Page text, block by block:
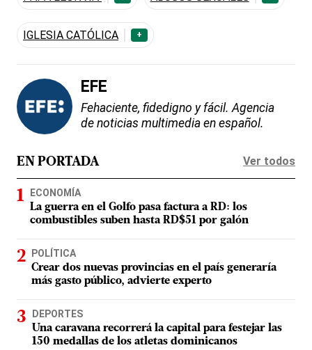
IGLESIA CATÓLICA +
EFE
Fehaciente, fidedigno y fácil. Agencia
de noticias multimedia en español.
EN PORTADA Ver todos
ECONOMÍA
La guerra en el Golfo pasa factura a RD: los
combustibles suben hasta RD$51 por galón
POLÍTICA
Crear dos nuevas provincias en el país generaría
más gasto público, advierte experto
DEPORTES
Una caravana recorrerá la capital para festejar las
150 medallas de los atletas dominicanos